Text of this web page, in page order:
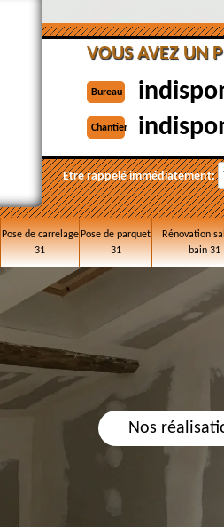
VOUS AVEZ UN
Bureau
Chantier
Etre rappelé immédiatement:
Pose de carrelage
31
Pose de parquet
31
Rénovation
bain 31
Nos